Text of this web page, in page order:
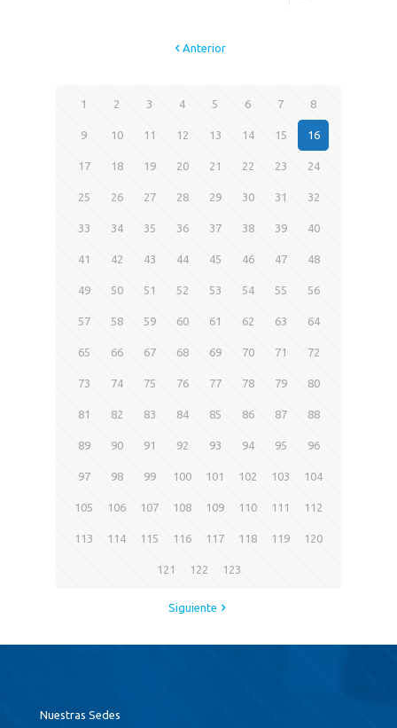
Anterior
1 2 3 4 5 6 7 8
9 10 11 12 13 14 15 16
17 18 19 20 21 22 23 24
25 26 27 28 29 30 31 32
33 34 35 36 37 38 39 40
41 42 43 44 45 46 47 48
49 50 51 52 53 54 55 56
57 58 59 60 61 62 63 64
65 66 67 68 69 70 71 72
73 74 75 76 77 78 79 80
81 82 83 84 85 86 87 88
89 90 91 92 93 94 95 96
97 98 99 100 101 102 103 104
105 106 107 108 109 110 111 112
113 114 115 116 117 118 119 120
121 122 123
Siguiente
Nuestras Sedes